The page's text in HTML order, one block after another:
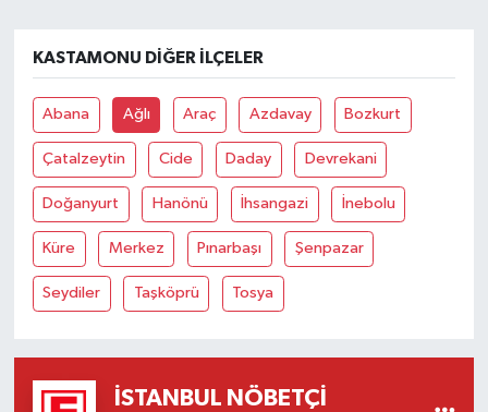
KASTAMONU DIĞER İLÇELER
Abana Ağlı Araç Azdavay Bozkurt
Çatalzeytin Cide Daday Devrekani
Doğanyurt Hanönü İhsangazi İnebolu
Küre Merkez Pınarbaşı Şenpazar
Seydiler Taşköprü Tosya
İSTANBUL NÖBETÇI